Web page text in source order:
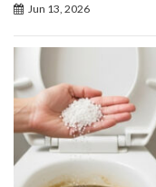
Jun 13, 2026